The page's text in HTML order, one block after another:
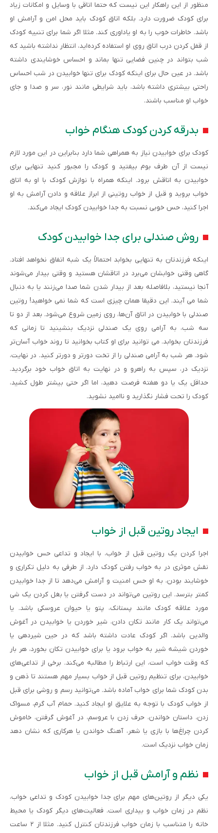
منظور از این راهکار این نیست که حتما اتاقی با وسایل و امکانات زیاد
برای کودک ضرورت دارد. بلکه اتاق کودک باید محل امن و آرامش او
باشد. خاطرات خوب را به او یاداوری کند. مثلا اگر شما برای تنبیه کودک
از قفل کردن درب اتاق روی او استفاده کرده‌اید، انتظار نداشته باشید که
شب بتواند در چنین فضایی تنها بماند و احساس خوشایندی داشته
باشد. در عین حال برای اینکه کودک برای تنها خوابیدن در شب احساس
راحتی بیشتری داشته باشد، باید شرایطی مانند نور، سر و صدا و جای
خواب او مناسب باشند.
بدرقه کردن کودک هنگام خواب
کودک برای خوابیدن نیاز به همراهی شما دارد بنابراین در این مورد لازم
نیست از آن طرف بوم بیفتید و کودک را مجبور کنید تنهایی برای
خوابیدن به اتاقش برود. اینکه همراه با نوازش کودک با او به اتاق
خواب بروید و قبل از خواب روتینی از ابراز علاقه و دادن آرامش به او
اجرا کنید، حس خوبی نسبت به جدا خوابیدن کودک ایجاد می‌کند.
روش صندلی برای جدا خوابیدن کودک
اینکه فرزندتان به تنهایی بخوابد احتمالاً یک شبه اتفاق نخواهد افتاد.
گاهی وقتی خوابشان می‌برد در اتاقشان هستید و وقتی بیدار می‌شوند
آنجا نیستید، بلافاصله بعد از بیدار شدن شما صدا می‌زنند یا به دنبال
شما می آیند. این دقیقا همان چیزی است که شما نمی خواهید! روتین
صندلی با خوابیدن در اتاق آن‌ها، روی زمین شروع می‌شود. بعد از دو تا
سه شب، به آرامی روی یک صندلی نزدیک بنشینید تا زمانی که
فرزندتان بخوابد. می توانید برای او کتاب بخوانید تا روند خواب آسان‌تر
شود. هر شب به آرامی صندلی را از تخت دورتر و دورتر کنید. در نهایت،
نزدیک در، سپس به راهرو و در نهایت به اتاق خواب خود برگردید.
حداقل یک یا دو هفته فرصت دهید، اما اگر حتی بیشتر طول کشید،
کودک را تحت فشار نگذارید و ناامید نشوید.
ایجاد روتین قبل از خواب
اجرا کردن یک روتین قبل از خواب، با ایجاد و تداعی حس خوابیدن
نقش موثری در به خواب رفتن کودک دارد. از طرفی به دلیل تکراری و
خوشایند بودن، به او حس امنیت و آرامش می‌دهد تا از جدا خوابیدن
کمتر بترسد. این روتین می‌تواند در دست گرفتن یا بغل کردن یک شی
مورد علاقه کودک مانند پستانک، پتو یا حیوان عروسکی باشد. یا
می‌تواند یک کار مانند تکان دادن، شیر خوردن یا خوابیدن در آغوش
والدین باشد. اگر کودک عادت داشته باشد که در حین شیردهی یا
خوردن شیشه شیر به خواب برود یا برای خوابیدن تکان بخورد، هر بار
که وقت خواب است، این ارتباط را مطالبه می‌کند. برخی از تداعی‌های
خوابیدن، برای تنظیم روتین قبل از خواب بسیار مهم هستند تا ذهن و
بدن کودک شما برای خواب آماده باشد. می‌توانید رسم و روشی برای قبل
از خواب کودک با توجه به علایق او ایجاد کنید. حمام آب گرم، مسواک
زدن، داستان خواندن، حرف زدن با عروسم، در آغوش گرفتن، خاموش
کردن چراغ‌ها با بازی یا شعر، آهنگ خواندن یا هرکاری که نشان دهد
زمان خواب نزدیک است.
نظم و آرامش قبل از خواب
یکی دیگر از روتین‌های مهم برای جدا خوابیدن کودک و تداعی خواب،
نظم در زمان خواب و بیداری است. فعالیت‌های دیگر کودک یا محیط
خانه را متناسب با زمان خواب فرزندتان کنترل کنید. مثلا از ۲ ساعت